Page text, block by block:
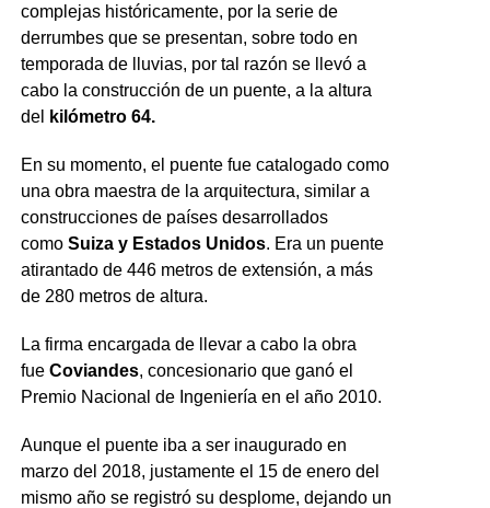
complejas históricamente, por la serie de
derrumbes que se presentan, sobre todo en
temporada de lluvias, por tal razón se llevó a
cabo la construcción de un puente, a la altura
del
kilómetro 64.
En su momento, el puente fue catalogado como
una obra maestra de la arquitectura, similar a
construcciones de países desarrollados
como Suiza y Estados Unidos. Era un puente
atirantado de 446 metros de extensión, a más
de 280 metros de altura.
La firma encargada de llevar a cabo la obra
fueCoviandes, concesionario que ganó el
Premio Nacional de Ingeniería en el año 2010.
Aunque el puente iba a ser inaugurado en
marzo del 2018, justamente el 15 de enero del
mismo año se registró su desplome, dejando un